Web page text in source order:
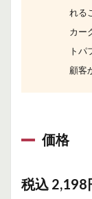
れる
カー
トパ
顧客
価格
税込 2,198